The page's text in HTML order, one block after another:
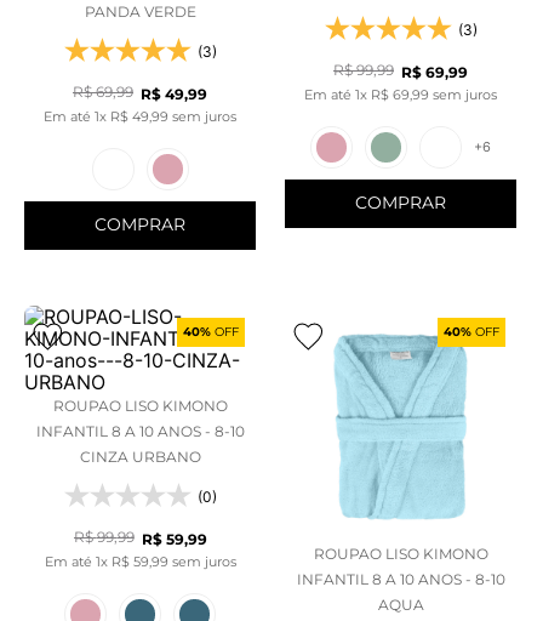
PANDA VERDE
(3)
R$ 69,99 R$ 49,99
Em até 1x R$ 49 99 sem juros
COMPRAR
(3)
R$ 99,99 R$ 69,99
Em até 1x R$ 69 99 sem juros
+6
COMPRAR
40% OFF
ROUPAO LISO KIMONO
INFANTIL 8 A 10 ANOS - 8-10
CINZA URBANO
(0)
R$ 99,99 R$ 59,99
Em até 1x R$ 59 99 sem juros
40% OFF
ROUPAO LISO KIMONO
INFANTIL 8 A 10 ANOS - 8-10
AQUA